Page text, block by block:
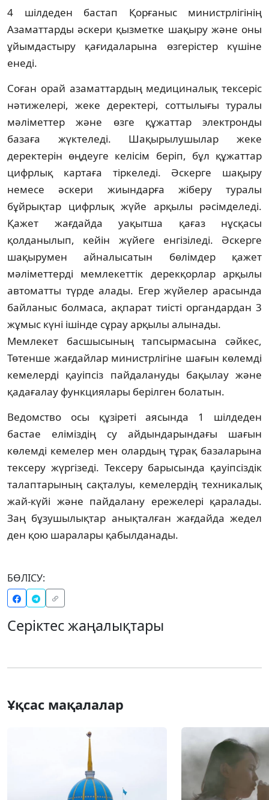
4 шілдеден бастап Қорғаныс министрлігінің
Азаматтарды әскери қызметке шақыру және оны
ұйымдастыру қағидаларына өзгерістер күшіне
енеді.
Соған орай азаматтардың медициналық тексеріс
нәтижелері, жеке деректері, соттылығы туралы
мәліметтер және өзге құжаттар электронды
базаға жүктеледі. Шақырылушылар жеке
деректерін өңдеуге келісім беріп, бұл құжаттар
цифрлық картаға тіркеледі. Әскерге шақыру
немесе әскери жиындарға жіберу туралы
бұйрықтар цифрлық жүйе арқылы рәсімделеді.
Қажет жағдайда уақытша қағаз нұсқасы
қолданылып, кейін жүйеге енгізіледі. Әскерге
шақырумен айналысатын бөлімдер қажет
мәліметтерді мемлекеттік дерекқорлар арқылы
автоматты түрде алады. Егер жүйелер арасында
байланыс болмаса, ақпарат тиісті органдардан 3
жұмыс күні ішінде сұрау арқылы алынады.
Мемлекет басшысының тапсырмасына сәйкес,
Төтенше жағдайлар министрлігіне шағын көлемді
кемелерді қауіпсіз пайдалануды бақылау және
қадағалау функциялары берілген болатын.
Ведомство осы құзіреті аясында 1 шілдеден
бастае еліміздің су айдындарындағы шағын
көлемді кемелер мен олардың тұрақ базаларына
тексеру жүргізеді. Тексеру барысында қауіпсіздік
талаптарының сақталуы, кемелердің техникалық
жай-күйі және пайдалану ережелері қаралады.
Заң бұзушылықтар анықталған жағдайда жедел
ден қою шаралары қабылданады.
БӨЛІСУ:
Серіктес жаңалықтары
Ұқсас мақалалар